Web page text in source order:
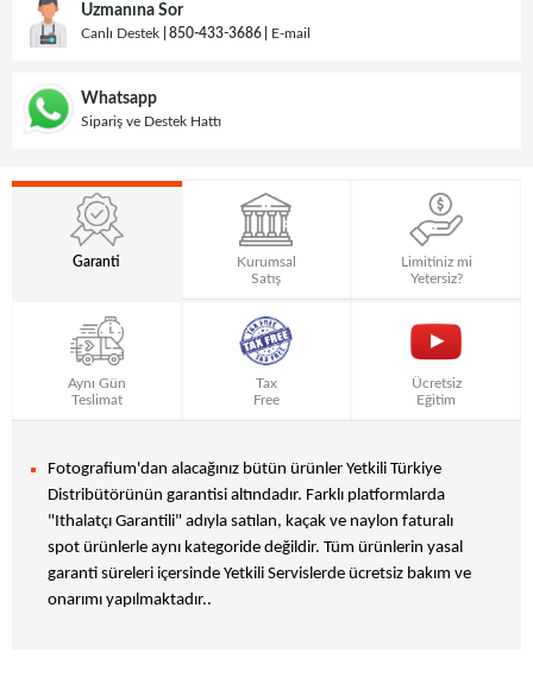
Uzmanına Sor
Canlı Destek 850-433-3686 E-mail
Whatsapp
Sipariş ve Destek Hattı
Garanti
Kurumsal
Satış
Limitiniz mi
Yetersiz?
Aynı Gün
Teslimat
Tax
Free
Ücretsiz
Eğitim
Fotografium'dan alacağınız bütün ürünler Yetkili Türkiye
Distribütörünün garantisi altındadır. Farklı platformlarda
"Ithalatçı Garantili" adıyla satılan, kaçak ve naylon faturalı
spot ürünlerle aynı kategoride değildir. Tüm ürünlerin yasal
garanti süreleri içersinde Yetkili Servislerde ücretsiz bakım ve
onarımı yapılmaktadır..